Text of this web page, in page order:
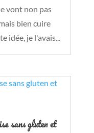
vont non pas
bien cuire
idée, je l'avais...
sans gluten et